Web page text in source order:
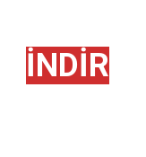
İNDİR